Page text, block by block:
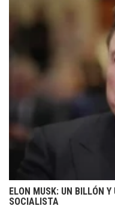
ELON MUSK: UN BILLÓN
SOCIALISTA